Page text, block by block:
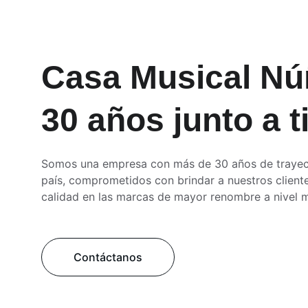
Casa Musical
30 años junto a ti
Somos una empresa con más de 30 años de
país, comprometidos con brindar a nuestros
calidad en las marcas de mayor renombre a nivel
Contáctanos